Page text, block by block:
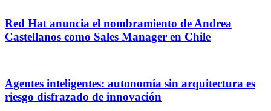
Red Hat anuncia el nombramiento de Andrea
Castellanos como Sales Manager en Chile
Agentes inteligentes: autonomía sin arquitectura es
riesgo disfrazado de innovación